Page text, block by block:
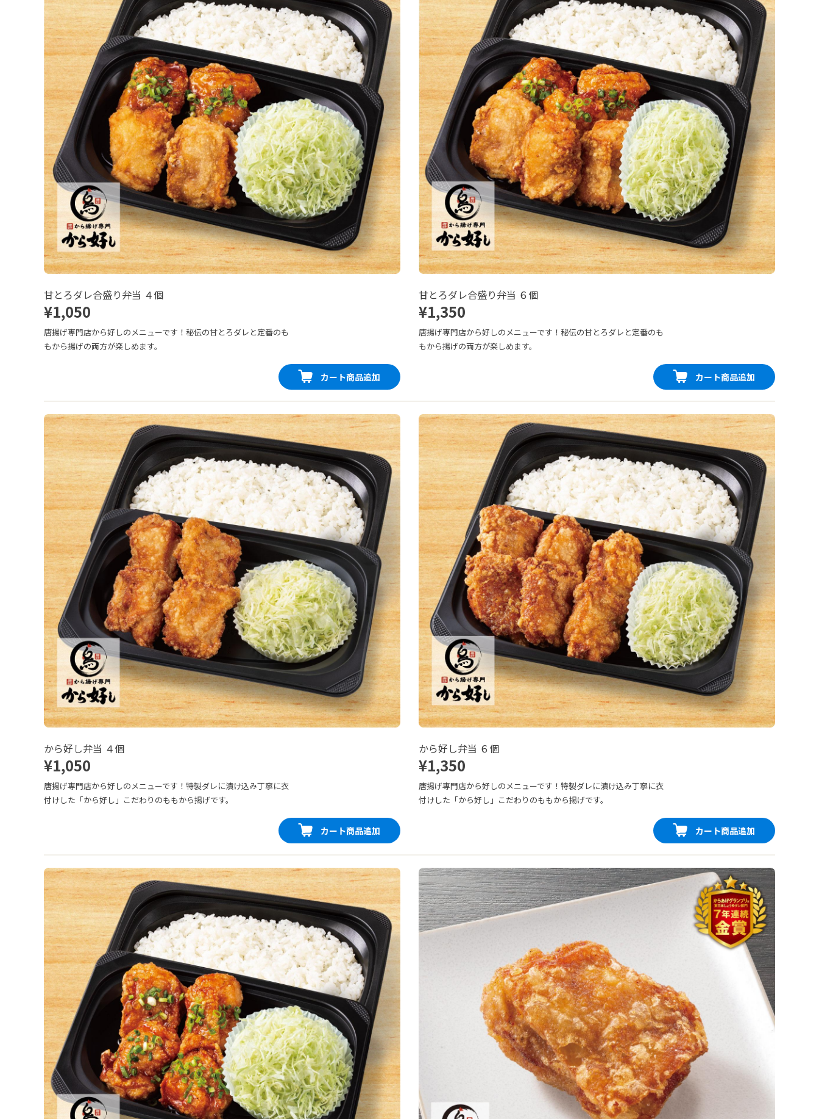
甘とろダレ合盛り弁当 ４個
¥1,050
唐揚げ専門店から好しのメニューです！秘伝の甘とろダレと定番のも
もから揚げの両方が楽しめます。
カート商品追加
甘とろダレ合盛り弁当 ６個
¥1,350
唐揚げ専門店から好しのメニューです！秘伝の甘とろダレと定番のも
もから揚げの両方が楽しめます。
カート商品追加
から好し弁当 ４個
¥1,050
唐揚げ専門店から好しのメニューです！特製ダレに漬け込み丁寧に衣
付けした「から好し」こだわりのももから揚げです。
カート商品追加
から好し弁当 ６個
¥1,350
唐揚げ専門店から好しのメニューです！特製ダレに漬け込み丁寧に衣
付けした「から好し」こだわりのももから揚げです。
カート商品追加